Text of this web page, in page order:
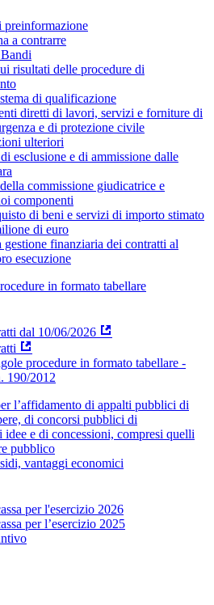
preinformazione
a contrarre
risultati delle procedure di
di qualificazione
diretti di lavori, servizi e forniture di
e di protezione civile
ulteriori
esclusione e di ammissione dalle
commissione giudicatrice e
componenti
di beni e servizi di importo stimato
di euro
gestione finanziaria dei contratti al
esecuzione
in formato tabellare
dal 10/06/2026
procedure in formato tabellare -
190/2012
l’affidamento di appalti pubblici di
di concorsi pubblici di
e di concessioni, compresi quelli
pubblico
vantaggi economici
per l'esercizio 2026
per l’esercizio 2025